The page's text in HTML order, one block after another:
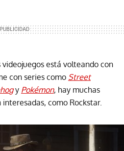
está volteando con
con series como Street
y Pokémon, hay muchas
como Rockstar.